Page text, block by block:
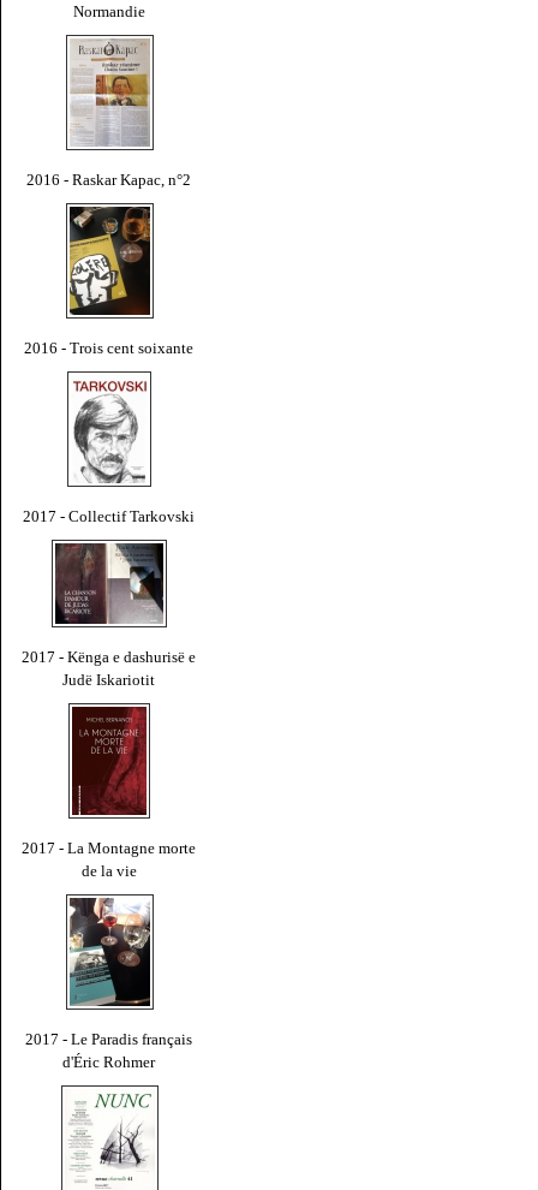
Normandie
2016 - Raskar Kapac, n°2
2016 - Trois cent soixante
2017 - Collectif Tarkovski
2017 - Kënga e dashurisë e
Judë Iskariotit
2017 - La Montagne morte
de la vie
2017 - Le Paradis français
d'Éric Rohmer